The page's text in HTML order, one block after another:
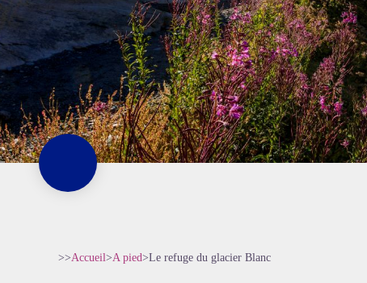
>>Accueil>A pied>Le refuge du glacier Blanc